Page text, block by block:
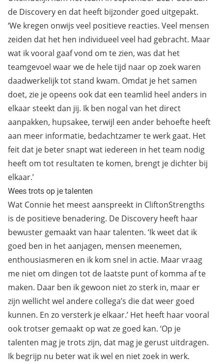
de Discovery en dat heeft bijzonder goed uitgepakt.
‘We kregen onwijs veel positieve reacties. Veel mensen
zeiden dat het hen individueel veel had gebracht. Maar
wat ik vooral gaaf vond om te zien, was dat het
teamgevoel waar we de hele tijd naar op zoek waren
daadwerkelijk tot stand kwam. Omdat je het samen
doet, zie je opeens ook dat een teamlid heel anders in
elkaar steekt dan jij. Ik ben nogal van het direct
aanpakken, hupsakee, terwijl een ander behoefte heeft
aan meer informatie, bedachtzamer te werk gaat. Het
feit dat je beter snapt wat iedereen in het team nodig
heeft om tot resultaten te komen, brengt je dichter bij
elkaar.’
Wees trots op je talenten
Wat Connie het meest aanspreekt in CliftonStrengths
is de positieve benadering. De Discovery heeft haar
bewuster gemaakt van haar talenten. ‘Ik weet dat ik
goed ben in het aanjagen, mensen meenemen,
enthousiasmeren en ik kom snel in actie. Maar vraag
me niet om dingen tot de laatste punt of komma af te
maken. Daar ben ik gewoon niet zo sterk in, maar er
zijn wellicht wel andere collega’s die dat weer goed
kunnen. En zo versterk je elkaar.’ Het heeft haar vooral
ook trotser gemaakt op wat ze goed kan. ‘Op je
talenten mag je trots zijn, dat mag je gerust uitdragen.
Ik begrijp nu beter wat ik wel en niet zoek in werk.